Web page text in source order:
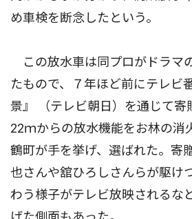
め車検を断念したという。
この放水車は同プロがドラマ
たもので、７年ほど前にテレビ
景』 （テレビ朝日）を通じて寄
22ｍからの放水機能をお林の消
鶴町が手を挙げ、選ばれた。寄
也さんや舘ひろしさんらが駆け
わう様子がテレビ放映されるな